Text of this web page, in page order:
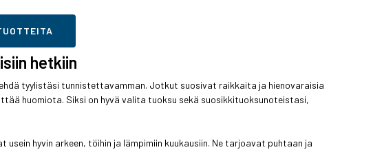
hetkiin
tyylistäsi tunnistettavamman. Jotkut suosivat raikkaita ja hienovaraisia
huomiota. Siksi on hyvä valita tuoksu sekä suosikkituoksunoteistasi,
hyvin arkeen, töihin ja lämpimiin kuukausiin. Ne tarjoavat puhtaan ja